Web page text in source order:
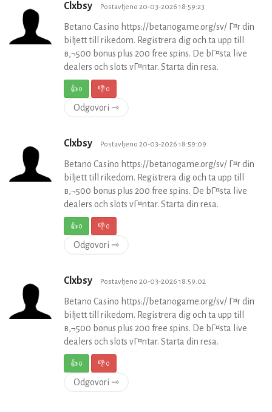
Clxbsy Postavljeno 20-03-2026 18:59:23
Betano Casino https://betanogame.org/sv/ Г¤r din
biljett till rikedom. Registrera dig och ta upp till
в‚¬500 bonus plus 200 free spins. De bГ¤sta live
dealers och slots vГ¤ntar. Starta din resa.
👍0 👎0
Odgovori ⇾
Clxbsy Postavljeno 20-03-2026 18:59:09
Betano Casino https://betanogame.org/sv/ Г¤r din
biljett till rikedom. Registrera dig och ta upp till
в‚¬500 bonus plus 200 free spins. De bГ¤sta live
dealers och slots vГ¤ntar. Starta din resa.
👍0 👎0
Odgovori ⇾
Clxbsy Postavljeno 20-03-2026 18:59:02
Betano Casino https://betanogame.org/sv/ Г¤r din
biljett till rikedom. Registrera dig och ta upp till
в‚¬500 bonus plus 200 free spins. De bГ¤sta live
dealers och slots vГ¤ntar. Starta din resa.
👍0 👎0
Odgovori ⇾